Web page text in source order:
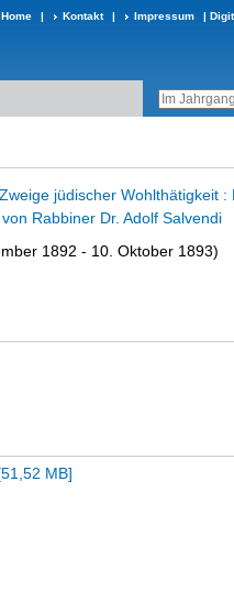
Home | Kontakt | Impressum |
jüdischer Wohlthätigkeit :
Rabbiner Dr. Adolf Salvendi
1892 - 10. Oktober 1893)
51,52 MB]